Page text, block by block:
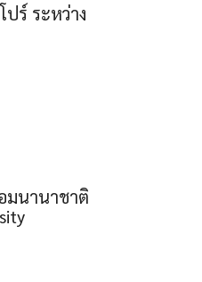
ร์ ระหว่าง
มนานาชาติ